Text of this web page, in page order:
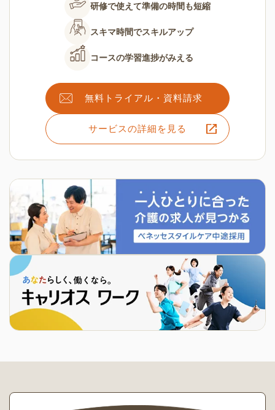
研修で使えて準備の時間も短縮
スキマ時間でスキルアップ
コースの学習進捗がみえる
無料トライアル・資料請求
サービスの詳細を見る